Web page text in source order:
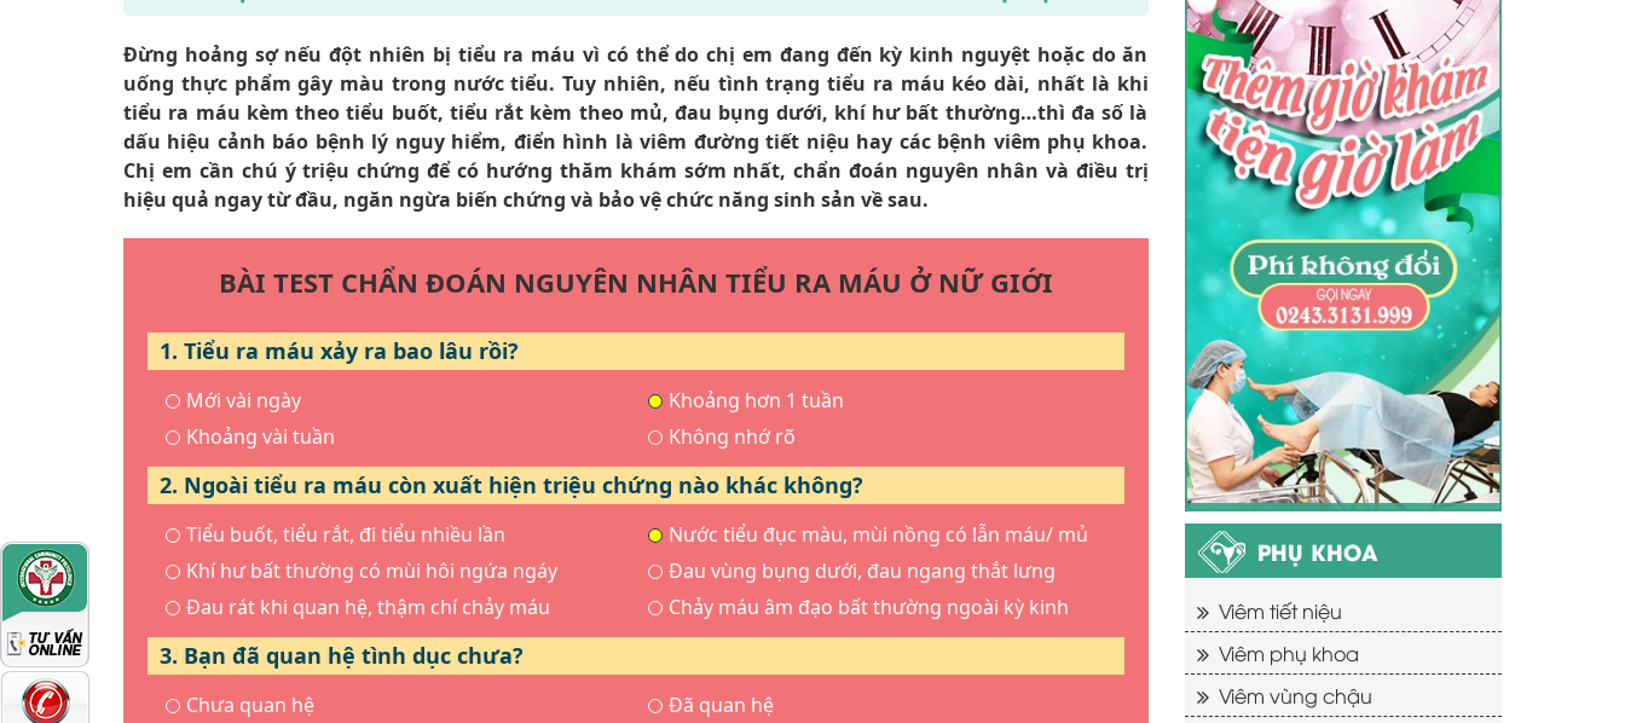
Đừng hoảng sợ nếu đột nhiên bị tiểu ra máu vì có thể do chị em đang đến kỳ kinh nguyệt hoặc do ăn
uống thực phẩm gây màu trong nước tiểu. Tuy nhiên, nếu tình trạng tiểu ra máu kéo dài, nhất là khi
tiểu ra máu kèm theo tiểu buốt, tiểu rắt kèm theo mủ, đau bụng dưới, khí hư bất thường…thì đa số là
dấu hiệu cảnh báo bệnh lý nguy hiểm, điển hình là viêm đường tiết niệu hay các bệnh viêm phụ khoa.
Chị em cần chú ý triệu chứng để có hướng thăm khám sớm nhất, chẩn đoán nguyên nhân và điều trị
hiệu quả ngay từ đầu, ngăn ngừa biến chứng và bảo vệ chức năng sinh sản về sau.
BÀI TEST CHẨN ĐOÁN NGUYÊN NHÂN TIỂU RA MÁU Ở NỮ GIỚI
1. Tiểu ra máu xảy ra bao lâu rồi?
Mới vài ngày
Khoảng hơn 1 tuần
Khoảng vài tuần
Không nhớ rõ
2. Ngoài tiểu ra máu còn xuất hiện triệu chứng nào khác không?
Tiểu buốt, tiểu rắt, đi tiểu nhiều lần
Nước tiểu đục màu, mùi nồng có lẫn máu/ mủ
Khí hư bất thường có mùi hôi ngứa ngáy
Đau vùng bụng dưới, đau ngang thắt lưng
Đau rát khi quan hệ, thậm chí chảy máu
Chảy máu âm đạo bất thường ngoài kỳ kinh
3. Bạn đã quan hệ tình dục chưa?
Chưa quan hệ Đã quan hệ
PHỤ KHOA
Viêm tiết niệu
Viêm phụ khoa
Viêm vùng chậu